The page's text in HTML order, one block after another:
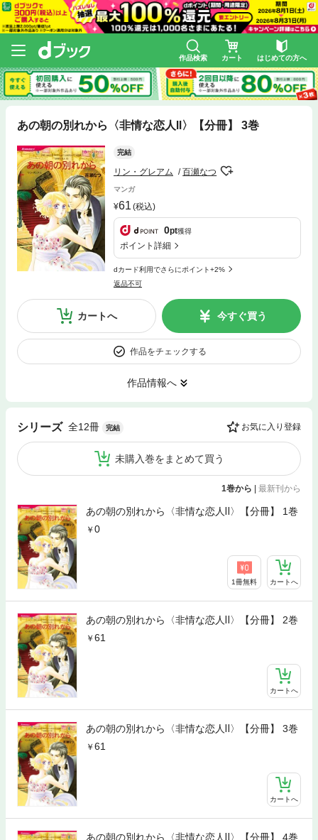
作品検索 カート はじめての方へ
あの朝の別れから〈非情な恋人Ⅱ〉【分冊】 3巻
完結
リン・グレアム 百瀬なつ
マンガ
61 (税込)
0pt獲得
ポイント詳細
dカード利用でさらにポイント+2%
返品不可
カートへ 今すぐ買う
作品をチェックする
作品情報へ
シリーズ 全12冊 完結 お気に入り登録
未購入巻をまとめて買う
1巻から 最新刊から
あの朝の別れから〈非情な恋人Ⅱ〉【分冊】 1巻
0
1冊無料 カートへ
あの朝の別れから〈非情な恋人Ⅱ〉【分冊】 2巻
61
カートへ
あの朝の別れから〈非情な恋人Ⅱ〉【分冊】 3巻
61
カートへ
あの朝の別れから〈非情な恋人Ⅱ〉【分冊】 4巻